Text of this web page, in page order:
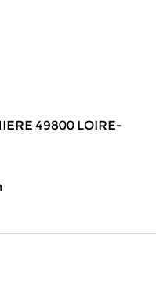
49800 LOIRE-